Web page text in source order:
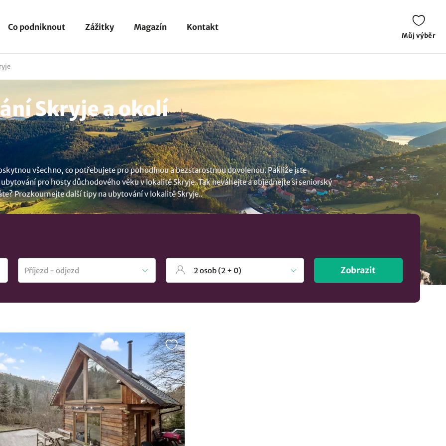
Co podniknout Zážitky Magazín Kontakt
Můj výběr
Skryje a okolí
všechno, co potřebujete pro pohodlnou a bezstarostnou dovolenou. Pakliže jste
pro hosty důchodového věku v lokalitě Skryje. Tak neváhejte a objednejte si seniorský
Prozkoumejte další tipy na ubytování v lokalitě Skryje..
Zobrazit